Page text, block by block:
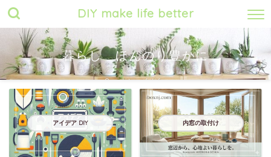
DIY make life better
暮らし ほんのり豊かに
Quality of life
アイデア DIY 内窓の取付け